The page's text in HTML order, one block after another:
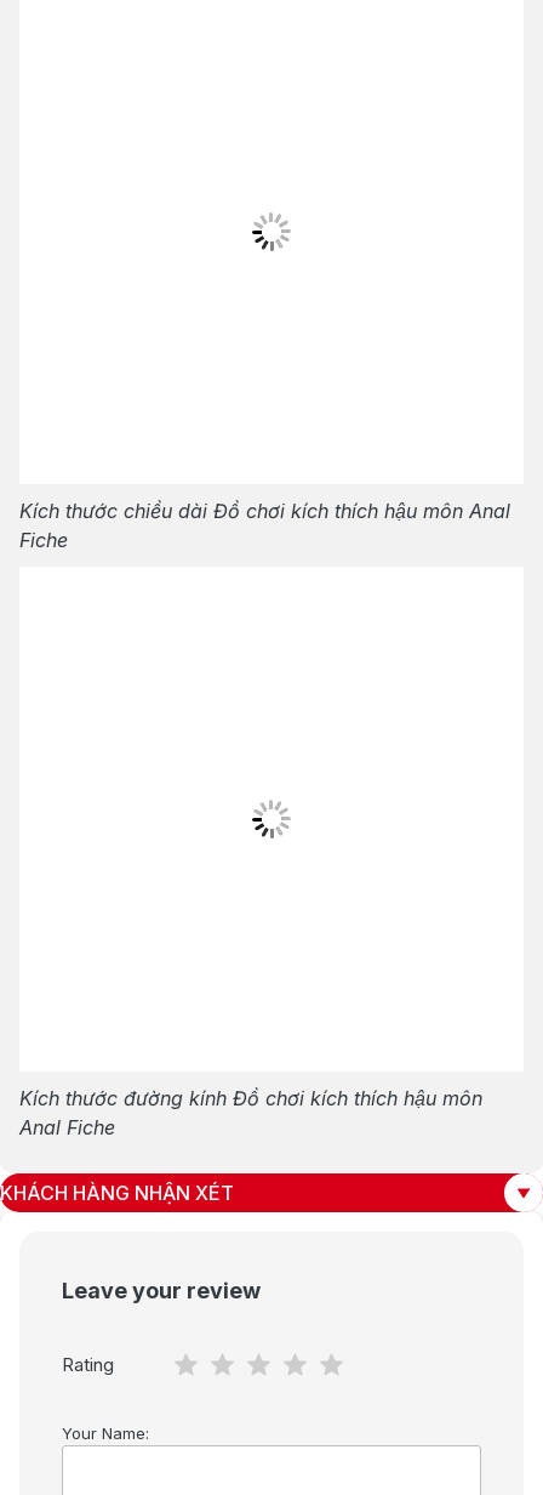
Kích thước chiều dài Đồ chơi kích thích hậu môn Anal
Fiche
Kích thước đường kính Đồ chơi kích thích hậu môn
Anal Fiche
KHÁCH HÀNG NHẬN XÉT
Leave your review
Rating
Your Name: